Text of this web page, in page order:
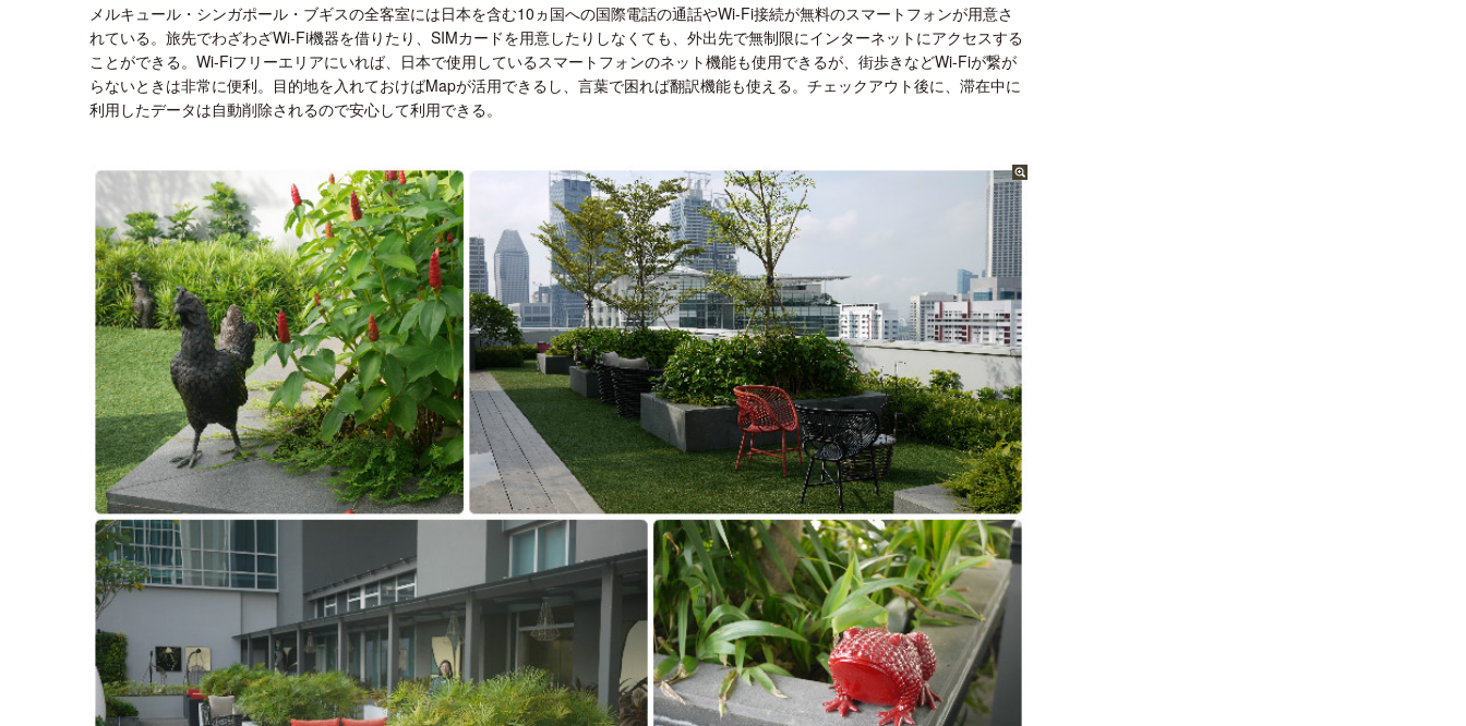
メルキュール・シンガポール・ブギスの全客室には日本を含む10ヵ国への国際電話の通話やWi-Fi接続が無料のスマートフォンが用意さ
れている。旅先でわざわざWi-Fi機器を借りたり、SIMカードを用意したりしなくても、外出先で無制限にインターネットにアクセスする
ことができる。Wi-Fiフリーエリアにいれば、日本で使用しているスマートフォンのネット機能も使用できるが、街歩きなどWi-Fiが繋が
らないときは非常に便利。目的地を入れておけばMapが活用できるし、言葉で困れば翻訳機能も使える。チェックアウト後に、滞在中に
利用したデータは自動削除されるので安心して利用できる。